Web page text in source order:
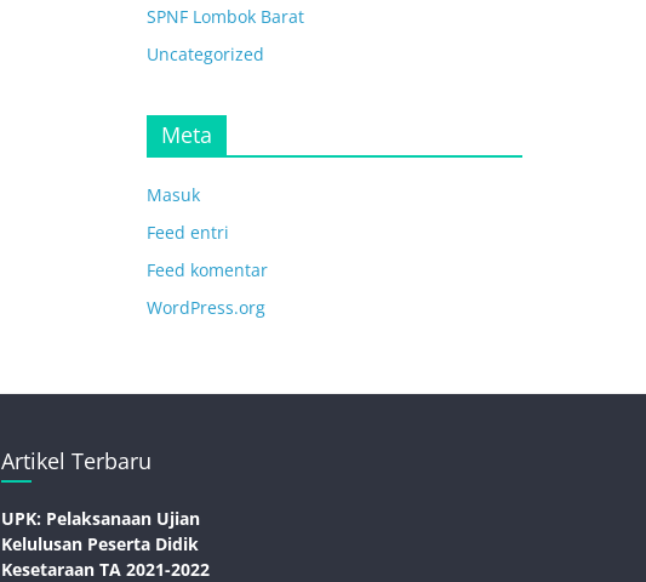
SPNF Lombok Barat
Uncategorized
Meta
Masuk
Feed entri
Feed komentar
WordPress.org
Artikel Terbaru
UPK: Pelaksanaan Ujian
Kelulusan Peserta Didik
Kesetaraan TA 2021-2022